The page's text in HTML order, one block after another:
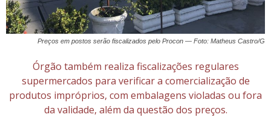
Preços em postos serão fiscalizados pelo Procon — Foto: Matheus Castro/G
Órgão também realiza fiscalizações regulares
supermercados para verificar a comercialização de
produtos impróprios, com embalagens violadas ou fora
da validade, além da questão dos preços.